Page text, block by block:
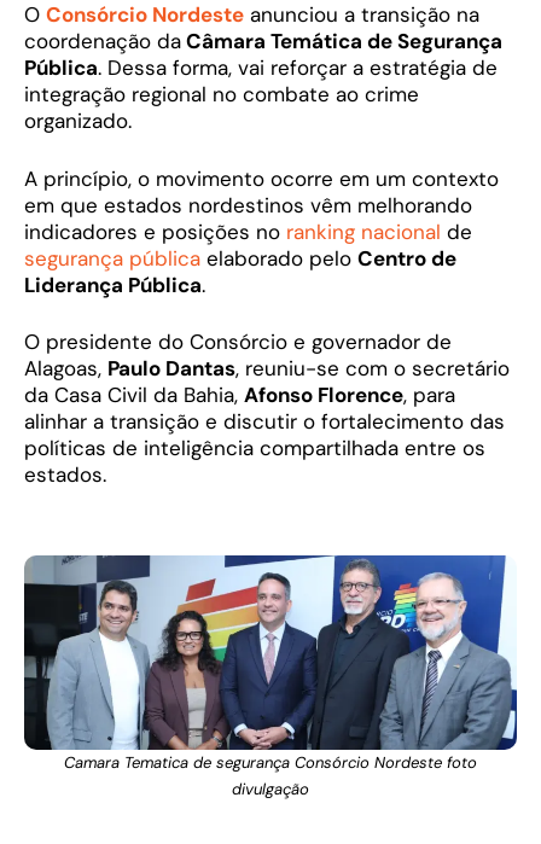
O Consórcio Nordeste anunciou a transição na
coordenação daCâmara Temática de Segurança
Pública. Dessa forma, vai reforçar a estratégia de
integração regional no combate ao crime
organizado.
A princípio, o movimento ocorre em um contexto
em que estados nordestinos vêm melhorando
indicadores e posições no ranking nacional de
segurança pública elaborado pelo Centro de
Liderança Pública.
O presidente do Consórcio e governador de
Alagoas, Paulo Dantas, reuniu-se com o secretário
da Casa Civil da Bahia, Afonso Florence, para
alinhar a transição e discutir o fortalecimento das
políticas de inteligência compartilhada entre os
estados.
Camara Tematica de segurança Consórcio Nordeste foto
divulgação